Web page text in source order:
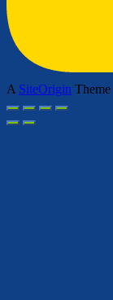
A SiteOrigin Theme